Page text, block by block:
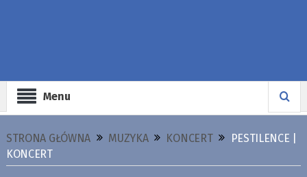
Menu
STRONA GŁÓWNA MUZYKA KONCERT
PESTILENCE |
KONCERT